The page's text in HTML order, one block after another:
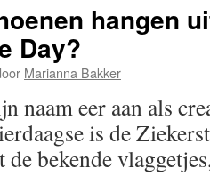
hangen
Day?
Marianna Bakker
naam eer aan als
is de
bekende